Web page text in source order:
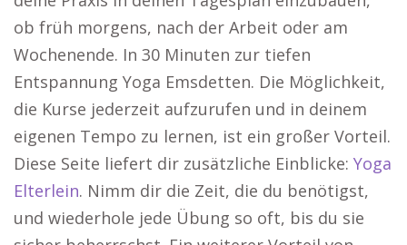
ob früh morgens, nach der Arbeit oder am
Wochenende. In 30 Minuten zur tiefen
Entspannung Yoga Emsdetten. Die Möglichkeit,
die Kurse jederzeit aufzurufen und in deinem
eigenen Tempo zu lernen, ist ein großer Vorteil.
Diese Seite liefert dir zusätzliche Einblicke: Yoga
Elterlein. Nimm dir die Zeit, die du benötigst,
und wiederhole jede Übung so oft, bis du sie